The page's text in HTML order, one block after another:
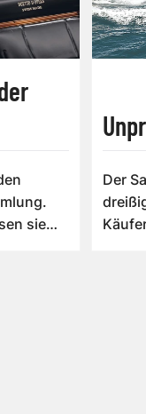
sie
Der